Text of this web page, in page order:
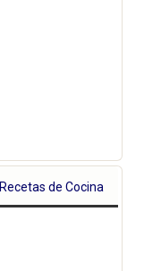
Recetas de Cocina